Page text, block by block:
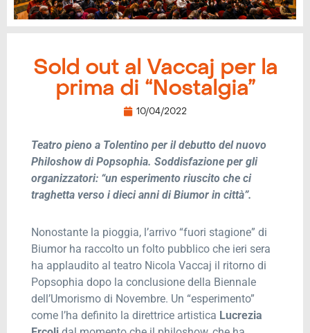
Sold out al Vaccaj per la
prima di “Nostalgia”
10/04/2022
Teatro pieno a Tolentino per il debutto del nuovo
Philoshow di Popsophia. Soddisfazione per gli
organizzatori: “un esperimento riuscito che ci
traghetta verso i dieci anni di Biumor in città”.
Nonostante la pioggia, l’arrivo “fuori stagione” di
Biumor ha raccolto un folto pubblico che ieri sera
ha applaudito al teatro Nicola Vaccaj il ritorno di
Popsophia dopo la conclusione della Biennale
dell’Umorismo di Novembre. Un “esperimento”
come l’ha definito la direttrice artistica Lucrezia